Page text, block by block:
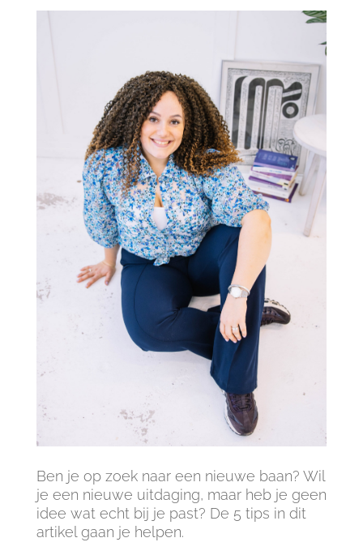
Ben je op zoek naar een nieuwe baan? Wil
je een nieuwe uitdaging, maar heb je geen
idee wat echt bij je past? De 5 tips in dit
artikel gaan je helpen.